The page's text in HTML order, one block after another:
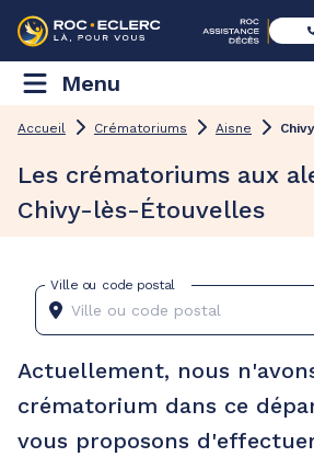
Menu
Accueil Crématoriums Aisne
Les crématoriums aux
Chivy-lès-Étouvelles
Ville ou code postal
Actuellement, nous
crématorium dans ce
vous proposons